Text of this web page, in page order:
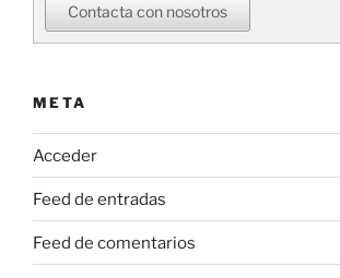
Contacta con nosotros
META
Acceder
Feed de entradas
Feed de comentarios